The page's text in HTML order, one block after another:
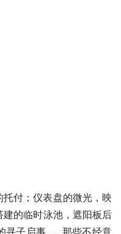
付；仪表盘的微光，映
的临时泳池，遮阳板后